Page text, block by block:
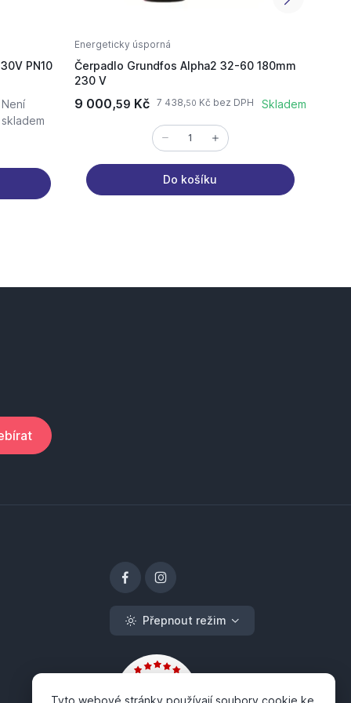
PN10
Není
skladem
Energeticky úsporná
Čerpadlo Grundfos Alpha2 32-60 180mm
230 V
9 000,59 Kč 7 438,50 Kč bez DPH Skladem
Do košíku
Přepnout režim
Tyto webové stránky používají soubory cookie ke